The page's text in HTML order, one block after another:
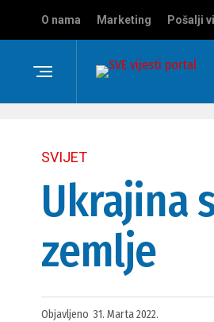
O nama Marketing Pošalji
SVIJET
Ukrajina
zemlje
Objavljeno 31. Marta 2022.